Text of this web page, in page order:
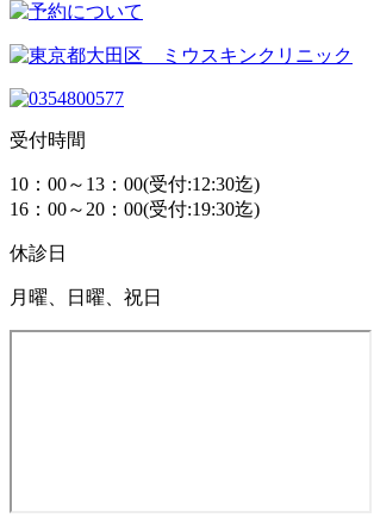
受付時間
10：00～13：00(受付:12:30迄)
16：00～20：00(受付:19:30迄)
休診日
月曜、日曜、祝日